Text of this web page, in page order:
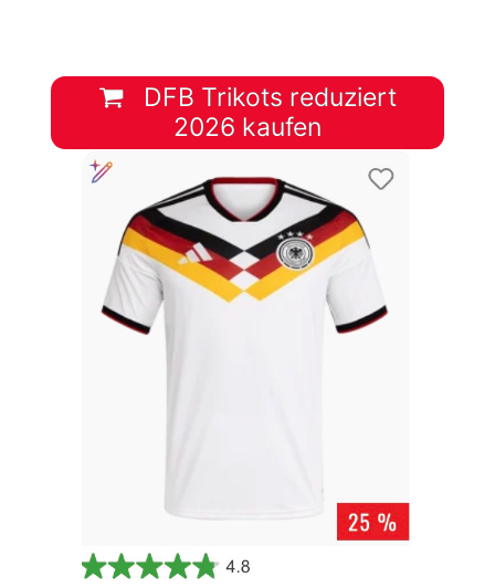
DFB Trikots reduziert
2026 kaufen